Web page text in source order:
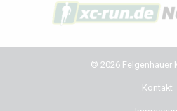
© 2026 Felgenhauer
Kontakt